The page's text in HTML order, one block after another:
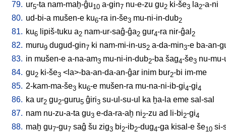
79. ur5-ta nam-maḫ-ĝu10 a-gin7 nu-e-zu gu2 ki-še3 la2-a-ni
80. ud-bi-a mušen-e ku6-ra in-še3 mu-ni-in-dub2
81. ku6 lipiš-tuku a2 nam-ur-saĝ-ĝa2 gur4-ra nir-ĝal 2
82. muru9 dugud-gin7 ki nam-mi-in-us2 a-da-min3-e ba-an-
83. in mušen-e a-na-am3 mu-ni-in-dub2-ba šag4-še3 nu-
84. gu2 ki-še3 < la>-ba-an-da-an-ĝar inim bur2-bi im-me
85. 2-kam-ma-še3 ku6-e mušen-ra mu-na-ni-ib-gi4-gi4
86. ka ur2 gu2-guru5 ĝiri3 su-ul-su-ul ka ḫa-la eme sal-sal
87. nam nu-zu-a-ta gu3 e-da-ra-aḫ ni2-zu ad li-bi2-gi4
88. maḫ gu7-gu7 saĝ šu zig3 bi2-ib2-dug4-ga kisal-e še10 si-